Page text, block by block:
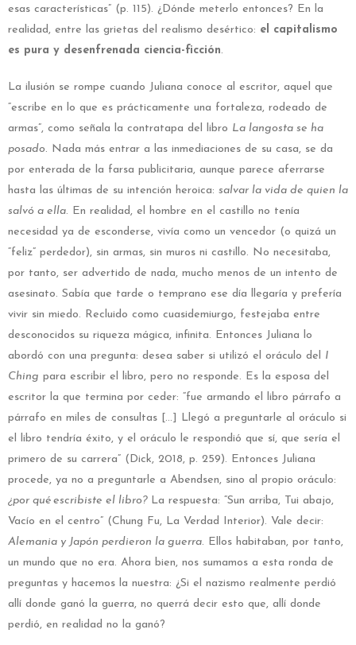
esas características” (p. 115). ¿Dónde meterlo entonces? En la
realidad, entre las grietas del realismo desértico: el capitalismo
es pura y desenfrenada ciencia-ficción.
La ilusión se rompe cuando Juliana conoce al escritor, aquel que
“escribe en lo que es prácticamente una fortaleza, rodeado de
armas”, como señala la contratapa del libro La langosta se ha
posado. Nada más entrar a las inmediaciones de su casa, se da
por enterada de la farsa publicitaria, aunque parece aferrarse
hasta las últimas de su intención heroica: salvar la vida de quien la
salvó a ella. En realidad, el hombre en el castillo no tenía
necesidad ya de esconderse, vivía como un vencedor (o quizá un
“feliz” perdedor), sin armas, sin muros ni castillo. No necesitaba,
por tanto, ser advertido de nada, mucho menos de un intento de
asesinato. Sabía que tarde o temprano ese día llegaría y prefería
vivir sin miedo. Recluido como cuasidemiurgo, festejaba entre
desconocidos su riqueza mágica, infinita. Entonces Juliana lo
abordó con una pregunta: desea saber si utilizó el oráculo del I
Ching para escribir el libro, pero no responde. Es la esposa del
escritor la que termina por ceder: “fue armando el libro párrafo a
párrafo en miles de consultas […] Llegó a preguntarle al oráculo si
el libro tendría éxito, y el oráculo le respondió que sí, que sería el
primero de su carrera” (Dick, 2018, p. 259). Entonces Juliana
procede, ya no a preguntarle a Abendsen, sino al propio oráculo:
¿por qué escribiste el libro?La respuesta: “Sun arriba, Tui abajo,
Vacío en el centro” (Chung Fu, La Verdad Interior). Vale decir:
Alemania y Japón perdieron la guerra. Ellos habitaban, por tanto,
un mundo que no era. Ahora bien, nos sumamos a esta ronda de
preguntas y hacemos la nuestra: ¿Si el nazismo realmente perdió
allí donde ganó la guerra, no querrá decir esto que, allí donde
perdió, en realidad no la ganó?